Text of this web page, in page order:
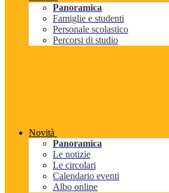
Panoramica
Famiglie e studenti
Personale scolastico
Percorsi di studio
Novità
Panoramica
Le notizie
Le circolari
Calendario eventi
Albo online